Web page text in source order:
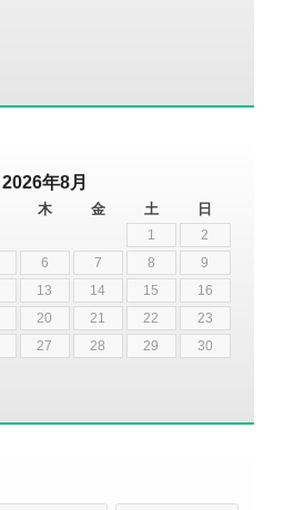
2026年8月
木 金 土 日
1
2
6 7 8
9
13 14 15
16
20 21 22
23
27 28 29
30